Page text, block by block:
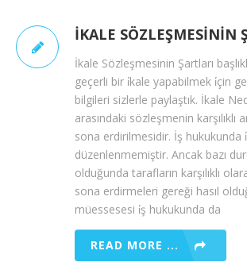
İKALE SÖZLEŞMESININ
İkale Sözleşmesinin Şartları
geçerli bir i̇kale yapabilmek i̇çin
bilgileri sizlerle paylaştık. İkale
arasındaki sözleşmenin karşılıklı
sona erdirilmesidir. İş hukukunda
düzenlenmemiştir. Ancak bazı
olduğunda tarafların karşılıklı
sona erdirmeleri gereği hasıl
müessesesi i̇ş hukukunda da
READ MORE ...